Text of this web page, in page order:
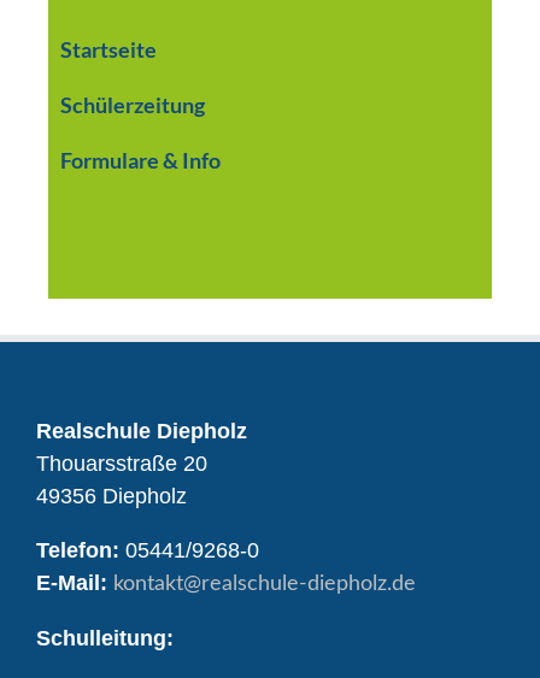
Startseite
Schülerzeitung
Formulare & Info
Realschule Diepholz
Thouarsstraße 20
49356 Diepholz
Telefon: 05441/9268-0
E-Mail: kontakt@realschule-diepholz.de
Schulleitung: